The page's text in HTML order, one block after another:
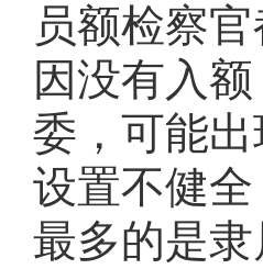
员额检察
因没有入
委，可能
设置不健
最多的是